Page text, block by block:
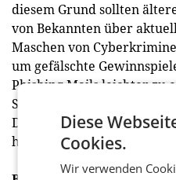
diesem Grund sollten
von Bekannten über
Maschen von
um gefälschte
Phishing Mails leichter zu
Simöl vom ÖIAT. In diesem
DigitalCity.Wien gibt es
hilfreiche Links zum
Diese
Cookies.
Wir verwenden